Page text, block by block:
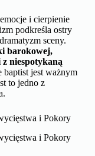
i cierpienie
podkreśla ostry
sceny.
barokowej,
niespotykaną
jest ważnym
to jedno z
i Pokory
i Pokory